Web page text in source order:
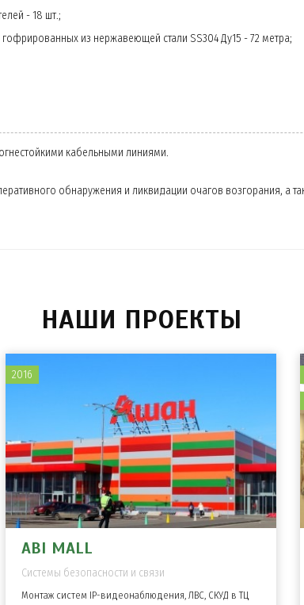
- 18 шт.;
из нержавеющей стали SS304 Ду15 - 72 метра;
кабельными линиями.
обнаружения и ликвидации очагов возгорания, а
НАШИ ПРОЕКТЫ
ABI MALL
Системы безопасности и связи
Монтаж систем IP-видеонаблюдения, ЛВС, СКУД в ТЦ
2016